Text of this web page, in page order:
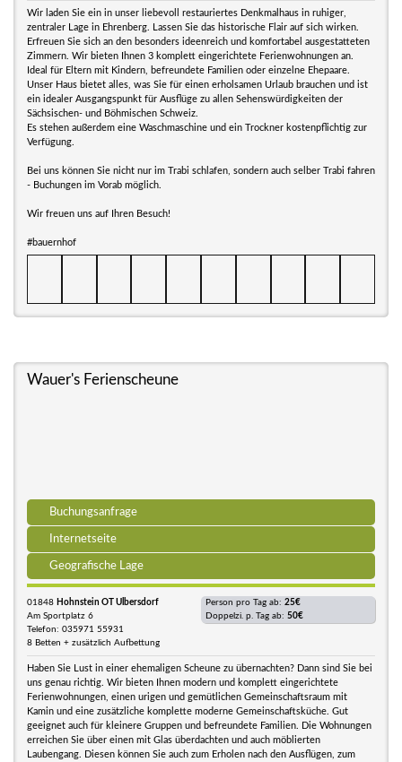
Wir laden Sie ein in unser liebevoll restauriertes Denkmalhaus in ruhiger,
zentraler Lage in Ehrenberg. Lassen Sie das historische Flair auf sich wirken.
Erfreuen Sie sich an den besonders ideenreich und komfortabel ausgestatteten
Zimmern. Wir bieten Ihnen 3 komplett eingerichtete Ferienwohnungen an.
Ideal für Eltern mit Kindern, befreundete Familien oder einzelne Ehepaare.
Unser Haus bietet alles, was Sie für einen erholsamen Urlaub brauchen und ist
ein idealer Ausgangspunkt für Ausflüge zu allen Sehenswürdigkeiten der
Sächsischen- und Böhmischen Schweiz.
Es stehen außerdem eine Waschmaschine und ein Trockner kostenpflichtig zur
Verfügung.
Bei uns können Sie nicht nur im Trabi schlafen, sondern auch selber Trabi fahren
- Buchungen im Vorab möglich.
Wir freuen uns auf Ihren Besuch!
#bauernhof
Wauer's Ferienscheune
Buchungsanfrage
Internetseite
Geografische Lage
01848 Hohnstein OT Ulbersdorf
Am Sportplatz 6
Telefon: 035971 55931
8 Betten + zusätzlich Aufbettung
Person pro Tag ab: 25€
Doppelzi. p. Tag ab: 50€
Haben Sie Lust in einer ehemaligen Scheune zu übernachten? Dann sind Sie bei
uns genau richtig. Wir bieten Ihnen modern und komplett eingerichtete
Ferienwohnungen, einen urigen und gemütlichen Gemeinschaftsraum mit
Kamin und eine zusätzliche komplette moderne Gemeinschaftsküche. Gut
geeignet auch für kleinere Gruppen und befreundete Familien. Die Wohnungen
erreichen Sie über einen mit Glas überdachten und auch möblierten
Laubengang. Diesen können Sie auch zum Erholen nach den Ausflügen, zum